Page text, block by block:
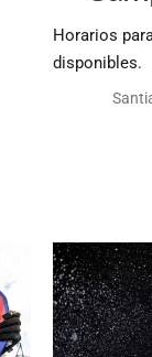
Horarios
disponibles.